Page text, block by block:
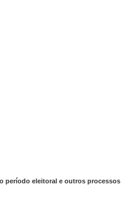
período eleitoral e outros processos